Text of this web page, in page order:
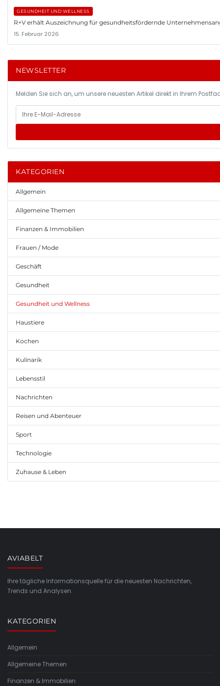
GESUNDHEIT UND WELLNESS
R+V erhält Auszeichnung für gesundheitsfördernde
15. Februar 2026
NEWSLETTER
Melden Sie sich an, um unsere neuesten Artikel direkt in Ihrem
KATEGORIEN
Allgemein
Allgemeine Themen
Finanzen & Immobilien
Frauen / Mode
Geschäft
Gesundheit
Gesundheit und Wellness
Haustiere
Kochen
Kulinarik
Lebensstil
Nachrichten
Reisen und Abenteuer
Sport
Technologie
Zuhause & Leben
AVIABELT
Ihre tägliche Informationsquelle für die neuesten Nachrichten,
Trends und Analysen.
KATEGORIEN
Allgemein
Allgemeine Themen
Finanzen & Immobilien